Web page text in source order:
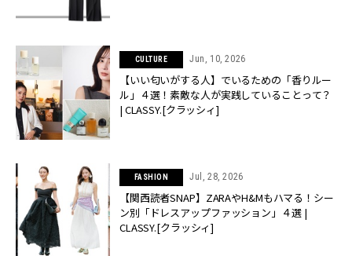
CULTURE Jun, 10, 2026
【いい匂いがする人】でいるための「香りルー
ル」４選！素敵な人が実践していることって？
| CLASSY.[クラッシィ]
FASHION Jul, 28, 2026
【関西読者SNAP】ZARAやH&Mもハマる！シー
ン別「ドレスアップファッション」４選 |
CLASSY.[クラッシィ]